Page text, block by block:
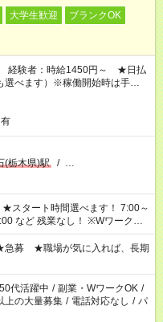
大学生歓迎
ブランクOK
経験者：時給1450円～ ★日払
べます）※稼働開始時は手続き
(栃木県)駅 / …
業なし！ ※Wワークの
時間超の就業はご案内できませ
上勤務は社会保険への加入対象
い派遣の原則禁止）により、
が難しい場合があります
募 ★職場が気に入れば、長期
代活躍中 / 副業・WワークOK /
上の大量募集 / 電話対応なし / パ